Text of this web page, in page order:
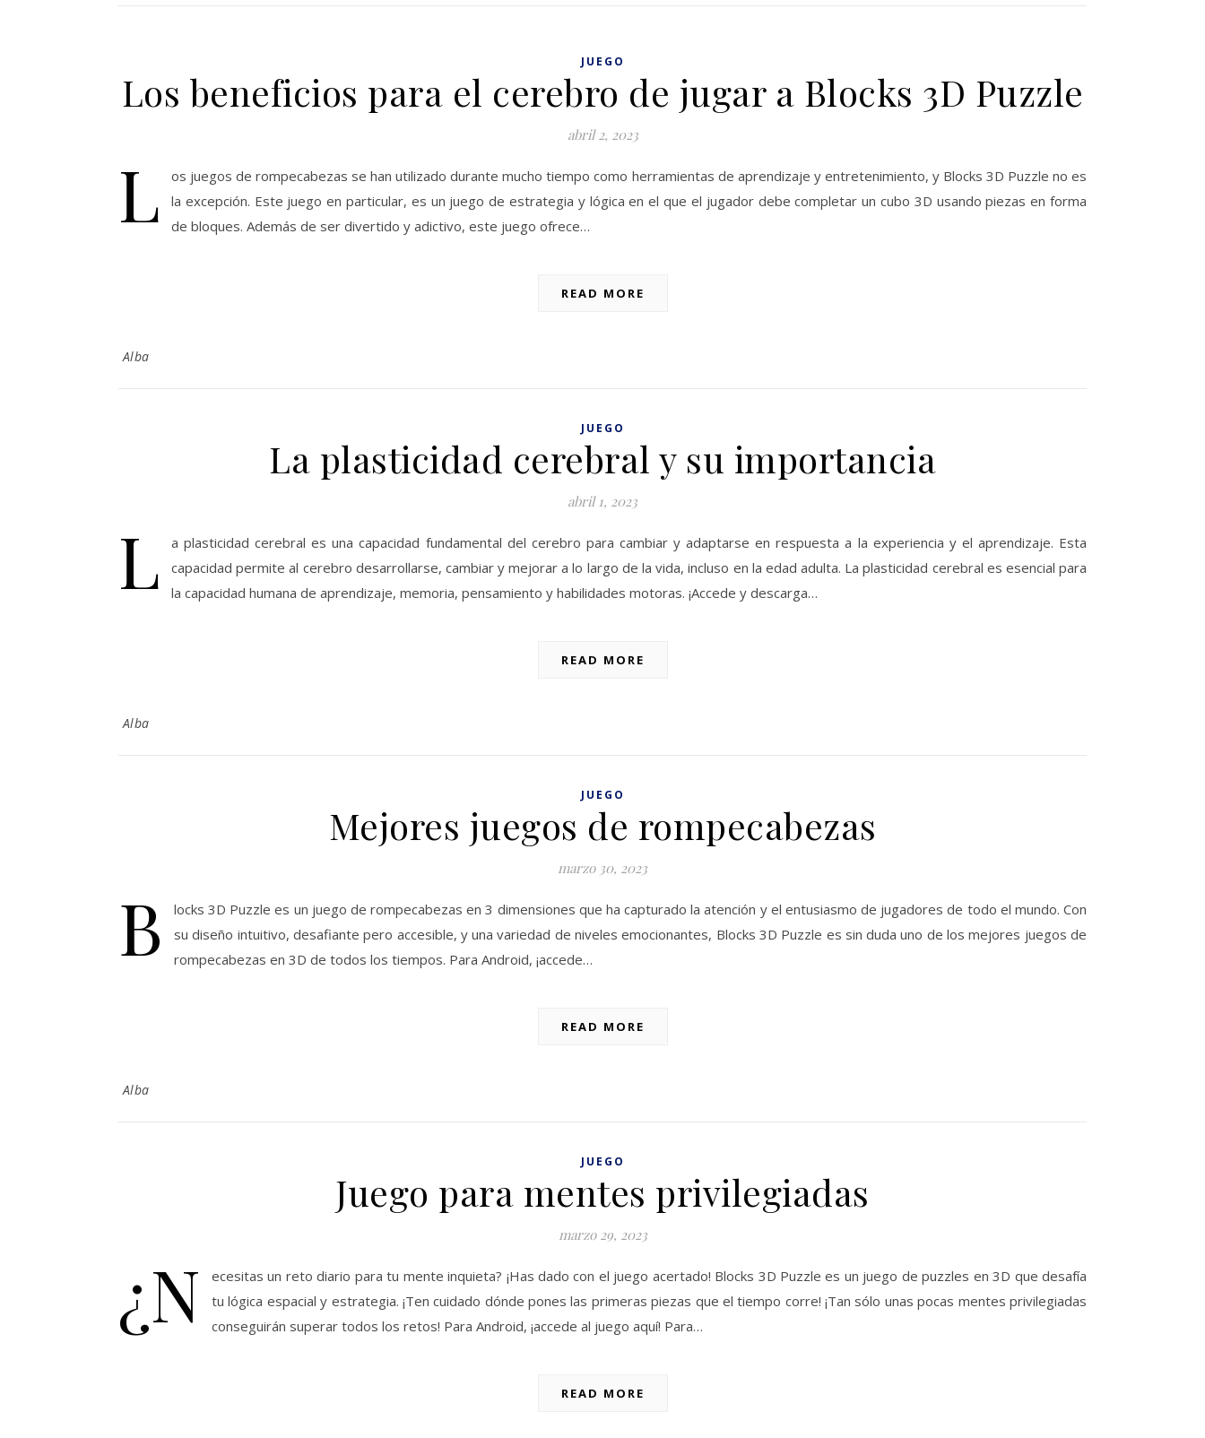
JUEGO
Los beneficios para el cerebro de jugar a Blocks 3D Puzzle
abril 2, 2023
L
os juegos de rompecabezas se han utilizado durante mucho tiempo como herramientas de aprendizaje y entretenimiento, y Blocks 3D Puzzle no es
la excepción. Este juego en particular, es un juego de estrategia y lógica en el que el jugador debe completar un cubo 3D usando piezas en forma
de bloques. Además de ser divertido y adictivo, este juego ofrece…
READ MORE
Alba
JUEGO
La plasticidad cerebral y su importancia
abril 1, 2023
L
a plasticidad cerebral es una capacidad fundamental del cerebro para cambiar y adaptarse en respuesta a la experiencia y el aprendizaje. Esta
capacidad permite al cerebro desarrollarse, cambiar y mejorar a lo largo de la vida, incluso en la edad adulta. La plasticidad cerebral es esencial para
la capacidad humana de aprendizaje, memoria, pensamiento y habilidades motoras. ¡Accede y descarga…
READ MORE
Alba
JUEGO
Mejores juegos de rompecabezas
marzo 30, 2023
B
locks 3D Puzzle es un juego de rompecabezas en 3 dimensiones que ha capturado la atención y el entusiasmo de jugadores de todo el mundo. Con
su diseño intuitivo, desafiante pero accesible, y una variedad de niveles emocionantes, Blocks 3D Puzzle es sin duda uno de los mejores juegos de
rompecabezas en 3D de todos los tiempos. Para Android, ¡accede…
READ MORE
Alba
JUEGO
Juego para mentes privilegiadas
marzo 29, 2023
¿N
ecesitas un reto diario para tu mente inquieta? ¡Has dado con el juego acertado! Blocks 3D Puzzle es un juego de puzzles en 3D que desafía
tu lógica espacial y estrategia. ¡Ten cuidado dónde pones las primeras piezas que el tiempo corre! ¡Tan sólo unas pocas mentes privilegiadas
conseguirán superar todos los retos! Para Android, ¡accede al juego aquí! Para…
READ MORE